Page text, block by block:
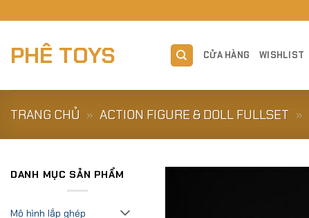
to
PHÊ TOYS CỬA HÀNG WISHLIST
TRANG CHỦ » ACTION FIGURE & DOLL FULLSET »
DANH MỤC SẢN PHẨM
Mô hình lắp ghép